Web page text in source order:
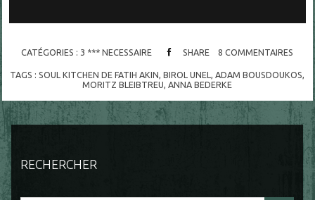
CATÉGORIES : 3 *** NECESSAIRE SHARE 8 COMMENTAIRES
TAGS :SOUL KITCHEN DE FATIH AKIN,BIROL UNEL,ADAM BOUSDOUKOS,
MORITZ BLEIBTREU,ANNA BEDERKE
RECHERCHER